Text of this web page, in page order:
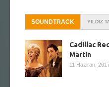
SOUNDTRACK YILDIZ
Cadillac
Martin
11 Haziran,